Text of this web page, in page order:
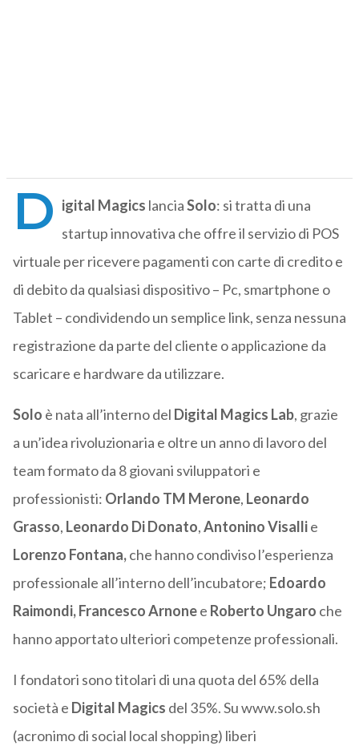
D igital Magics lanciaSolo: si tratta di una
startup innovativa che offre il servizio di POS
virtuale per ricevere pagamenti con carte di credito e
di debito da qualsiasi dispositivo – Pc, smartphone o
Tablet – condividendo un semplice link, senza nessuna
registrazione da parte del cliente o applicazione da
scaricare e hardware da utilizzare.
Solo è nata all’interno del Digital Magics Lab, grazie
a un’idea rivoluzionaria e oltre un anno di lavoro del
team formato da 8 giovani sviluppatori e
professionisti: Orlando TM Merone, Leonardo
Grasso, Leonardo Di Donato,Antonino Visallie
Lorenzo Fontana,che hanno condiviso l’esperienza
professionale all’interno dell’incubatore; Edoardo
Raimondi, Francesco Arnonee Roberto Ungaro che
hanno apportato ulteriori competenze professionali.
I fondatori sono titolari di una quota del 65% della
società e Digital Magics del 35%. Su www.solo.sh
(acronimo di social local shopping) liberi